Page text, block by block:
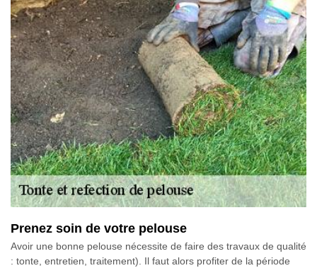
Prenez soin de votre pelouse
Avoir une bonne pelouse nécessite de faire des travaux de qualité
: tonte, entretien, traitement). Il faut alors profiter de la période